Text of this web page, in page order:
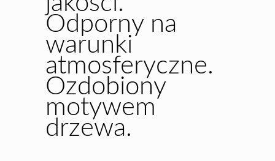
Odporny na
warunki
atmosferyczne.
Ozdobiony
motywem
drzewa.